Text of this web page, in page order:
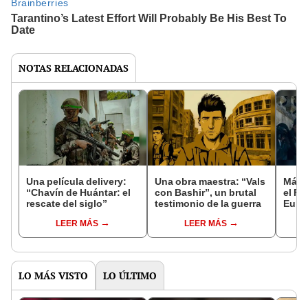
NOTAS RELACIONADAS
Una película delivery:
“Chavín de Huántar: el
rescate del siglo”
LEER MÁS
Una obra maestra: “Vals
con Bashir”, un brutal
testimonio de la guerra
LEER MÁS
Más
el
LO MÁS VISTO LO ÚLTIMO